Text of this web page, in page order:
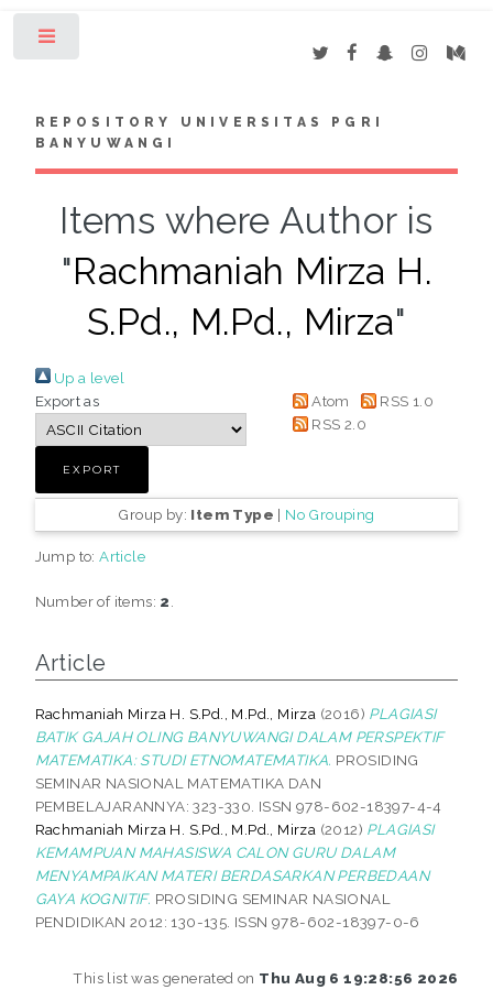
REPOSITORY UNIVERSITAS PGRI
BANYUWANGI
Items where Author is
"Rachmaniah Mirza H.
S.Pd., M.Pd., Mirza"
Up a level
Export as
Atom
RSS 1.0
RSS 2.0
Group by: Item Type | No Grouping
Jump to:Article
Number of items: 2
Article
Rachmaniah Mirza H. S.Pd., M.Pd., Mirza (2016) PLAGIASI
BATIK GAJAH OLING BANYUWANGI DALAM PERSPEKTIF
MATEMATIKA: STUDI ETNOMATEMATIKA. PROSIDING
SEMINAR NASIONAL MATEMATIKA DAN
PEMBELAJARANNYA: 323-330. ISSN 978-602-18397-4-4
Rachmaniah Mirza H. S.Pd., M.Pd., Mirza (2012) PLAGIASI
KEMAMPUAN MAHASISWA CALON GURU DALAM
MENYAMPAIKAN MATERI BERDASARKAN PERBEDAAN
GAYA KOGNITIF. PROSIDING SEMINAR NASIONAL
PENDIDIKAN 2012: 130-135. ISSN 978-602-18397-0-6
This list was generated on Thu Aug 6 19:28:56 2026